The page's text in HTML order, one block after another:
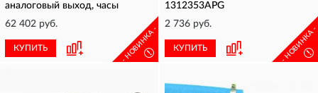
аналоговый выход, часы
62 402 руб.
КУПИТЬ - НОВИНКА -
!
1312353APG
2 736 руб.
КУПИТЬ - НОВИНКА -
!